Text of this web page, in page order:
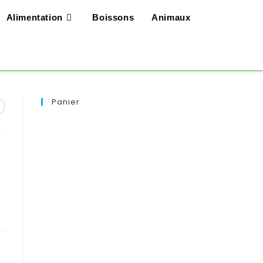
Alimentation Boissons Animaux
Panier